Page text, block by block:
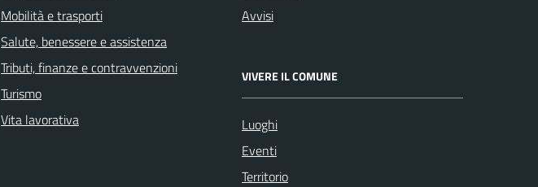
Mobilità e trasporti
Salute, benessere e assistenza
Tributi, finanze e contravvenzioni
Turismo
Vita lavorativa
Avvisi
VIVERE IL COMUNE
Luoghi
Eventi
Territorio